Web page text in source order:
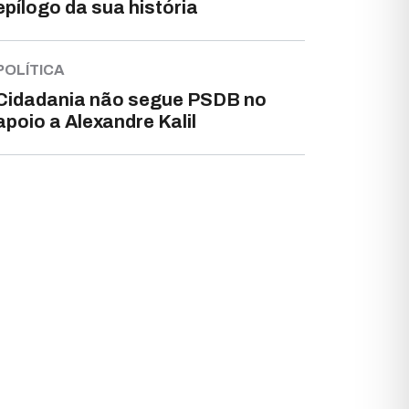
da sua história
não segue PSDB no
a Alexandre Kalil